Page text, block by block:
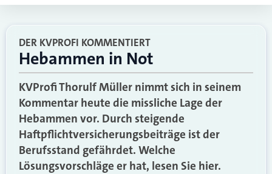
DER KVPROFI KOMMENTIERT
Hebammen in Not
KVProfi Thorulf Müller nimmt sich in seinem
Kommentar heute die missliche Lage der
Hebammen vor. Durch steigende
Haftpflichtversicherungsbeiträge ist der
Berufsstand gefährdet. Welche
Lösungsvorschläge er hat, lesen Sie hier.